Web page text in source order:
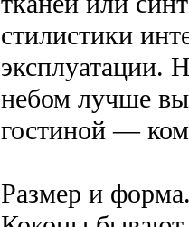
стилистики
эксплуатации.
небом лучше
гостиной —
Размер и